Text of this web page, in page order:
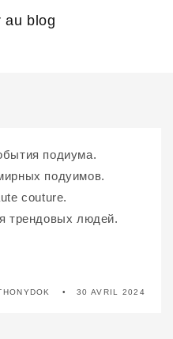
au blog
подиума.
подуимов.
couture.
трендовых людей.
30 AVRIL 2024